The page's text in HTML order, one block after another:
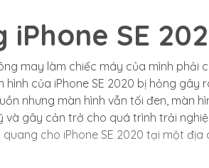
SE
may làm chiếc máy của mình phải
của iPhone SE 2020 bị hỏng gây
nhưng màn hình vẫn tối đen, màn
và gây cản trở cho quá trình trải
cho iPhone SE 2020 tại một địa